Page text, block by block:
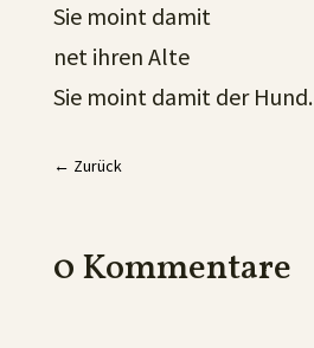
Sie moint damit
net ihren Alte
Sie moint damit der Hund.
← Zurück
0 Kommentare